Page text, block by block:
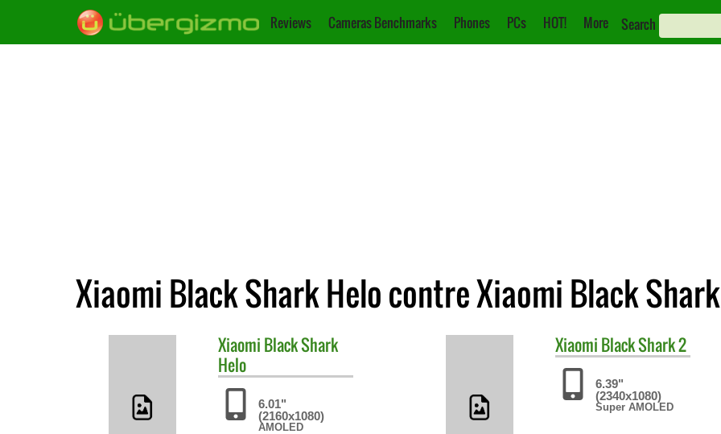
Reviews Cameras Benchmarks Phones PCs HOT! More Search
Xiaomi Black Shark Helo contre Xiaomi Black
Xiaomi Black Shark
Helo
6.01"
(2160x1080)
AMOLED
Xiaomi Black Shark 2
6.39"
(2340x1080)
Super AMOLED